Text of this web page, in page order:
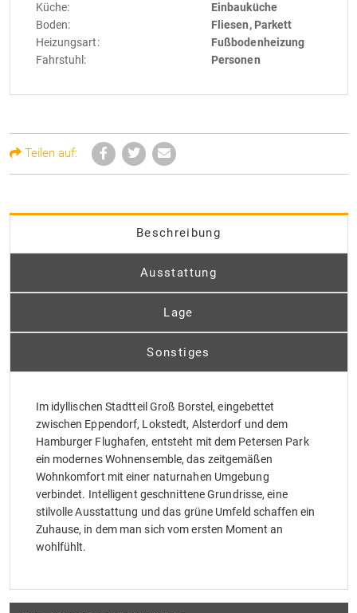
Küche:
Einbauküche
Boden:
Fliesen, Parkett
Heizungsart:
Fußbodenheizung
Fahrstuhl:
Personen
Teilen auf:
Beschreibung
Ausstattung
Lage
Sonstiges
Im idyllischen Stadtteil Groß Borstel, eingebettet
zwischen Eppendorf, Lokstedt, Alsterdorf und dem
Hamburger Flughafen, entsteht mit dem Petersen Park
ein modernes Wohnensemble, das zeitgemäßen
Wohnkomfort mit einer naturnahen Umgebung
verbindet. Intelligent geschnittene Grundrisse, eine
stilvolle Ausstattung und das grüne Umfeld schaffen ein
Zuhause, in dem man sich vom ersten Moment an
wohlfühlt.